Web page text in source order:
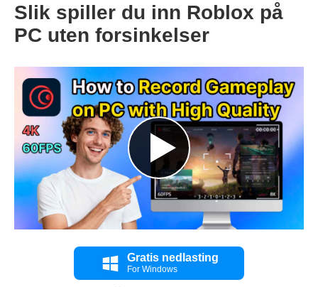
Slik spiller du inn Roblox på
PC uten forsinkelser
Gratis nedlasting
For Windows